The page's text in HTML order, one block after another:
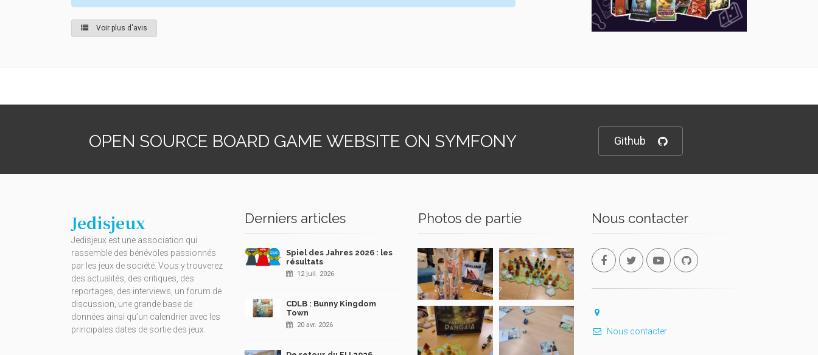
Voir plus d'avis
OPEN SOURCE BOARD GAME WEBSITE ON SYMFONY Github
Jedisjeux
Jedisjeux est une association qui
rassemble des bénévoles passionnés
par les jeux de société. Vous y trouverez
des actualités, des critiques, des
reportages, des interviews, un forum de
discussion, une grande base de
données ainsi qu’un calendrier avec les
principales dates de sortie des jeux.
Derniers articles
Spiel des Jahres 2026 : les
résultats
12 juil. 2026
CDLB : Bunny Kingdom
Town
20 avr. 2026
Photos de partie Nous contacter
Nous contacter